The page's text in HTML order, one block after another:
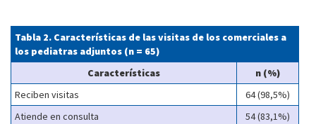
Tabla 2. Características de las visitas de los comerciales a
los pediatras adjuntos (n = 65)
Características
n (%)
Reciben visitas
64 (98,5%)
Atiende en consulta
54 (83,1%)